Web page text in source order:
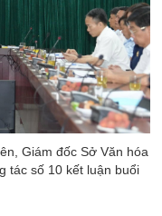
Giám đốc Sở Văn hóa
tác số 10 kết luận buổi